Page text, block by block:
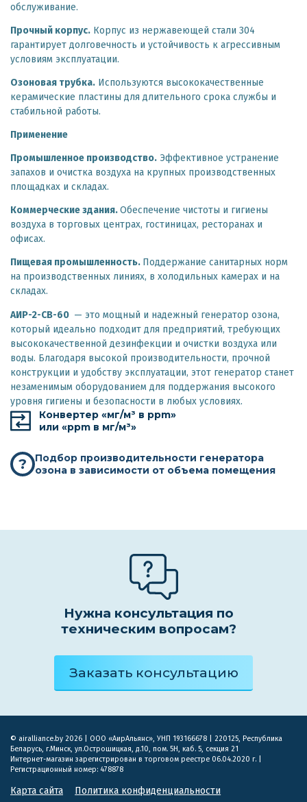
обслуживание.
Прочный корпус. Корпус из нержавеющей стали 304
гарантирует долговечность и устойчивость к агрессивным
условиям эксплуатации.
Озоновая трубка. Используются высококачественные
керамические пластины для длительного срока службы и
стабильной работы.
Применение
Промышленное производство. Эффективное устранение
запахов и очистка воздуха на крупных производственных
площадках и складах.
Коммерческие здания.Обеспечение чистоты и гигиены
воздуха в торговых центрах, гостиницах, ресторанах и
офисах.
Пищевая промышленность. Поддержание санитарных норм
на производственных линиях, в холодильных камерах и на
складах.
АИР-2-CB-60 — это мощный и надежный генератор озона,
который идеально подходит для предприятий, требующих
высококачественной дезинфекции и очистки воздуха или
воды. Благодаря высокой производительности, прочной
конструкции и удобству эксплуатации, этот генератор станет
незаменимым оборудованием для поддержания высокого
уровня гигиены и безопасности в любых условиях.
Конвертер «мг/м³ в ppm»
или «ppm в мг/м³»
?
Подбор производительности генератора
озона в зависимости от объема помещения
Нужна консультация по
техническим вопросам?
Заказать консультацию
© airalliance.by 2026 | ООО «АирАльянс», УНП 193166678 | 220125, Республика
Беларусь, г.Минск, ул.Острошицкая, д.10, пом. 5Н, каб. 5, секция 21
Интернет-магазин зарегистрирован в торговом реестре 06.04.2020 г. |
Регистрационный номер: 478878
Карта сайта Политика конфиденциальности